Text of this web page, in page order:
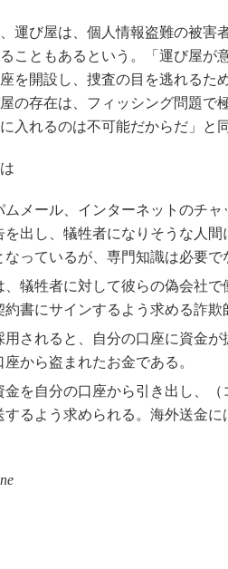
運び屋は、個人情報盗難の被害
こともあるという。「運び屋が
を開設し、捜査の目を逃れるた
の存在は、フィッシング問題で
入れるのは不可能だからだ」と
ムメール、インターネットのチ
出し、犠牲者になりそうな人間
っているが、専門知識は必要で
、犠牲者に対して彼らの偽会社
約書にサインするよう求める詐欺
用されると、自分の口座に資金
から盗まれたお金である。
金を自分の口座から引き出し、
するよう求められる。海外送金